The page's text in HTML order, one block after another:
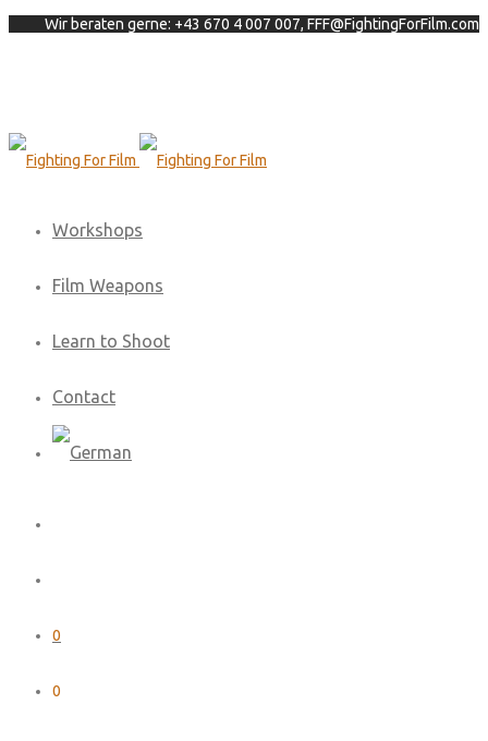
Wir beraten gerne: +43 670 4 007 007, FFF@FightingForFilm.com
Workshops
Film Weapons
Learn to Shoot
Contact
0
0